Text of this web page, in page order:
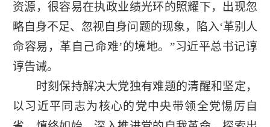
资源，很容易在执政业绩光环的照耀下，出现忽
略自身不足、忽视自身问题的现象，陷入‘革别人
命容易，革自己命难’的境地。”习近平总书记谆
谆告诫。
时刻保持解决大党独有难题的清醒和坚定，
以习近平同志为核心的党中央带领全党惕厉自